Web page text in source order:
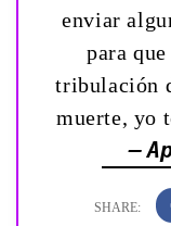
enviar
para
tribulación
muerte, yo
—